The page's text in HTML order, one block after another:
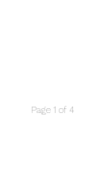
Page 1 of 4